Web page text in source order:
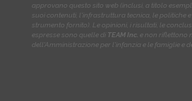
approvano questo sito web (inclusi, a titolo
suoi contenuti, l'infrastruttura tecnica, le politiche
strumento fornito). Le opinioni, i risultati, le
espresse sono quelle di TEAM Inc. e non riflettono
dell'Amministrazione per l'infanzia e le famiglie e